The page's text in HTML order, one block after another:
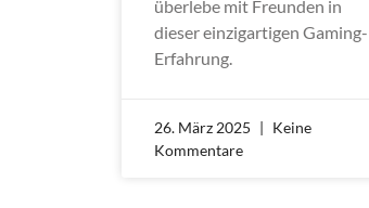
überlebe mit Freunden in
dieser einzigartigen Gaming-
Erfahrung.
26. März 2025
Keine
Kommentare